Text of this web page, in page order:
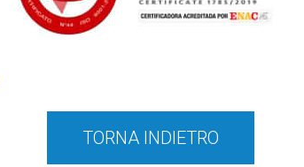
TORNA INDIETRO